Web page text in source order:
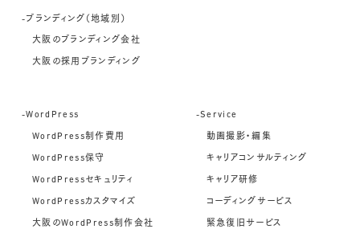
-ブランディング（地域別）
大阪のブランディング会社
大阪の採用ブランディング
-WordPress
WordPress制作費用
WordPress保守
WordPressセキュリティ
WordPressカスタマイズ
大阪のWordPress制作会社
-Service
動画撮影・編集
キャリアコンサルティング
キャリア研修
コーディングサービス
緊急復旧サービス